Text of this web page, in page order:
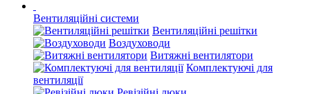
Вентиляційні системи
Вентиляційні решітки
Воздуховоди
Витяжні вентилятори
Комплектуючі для
вентиляції